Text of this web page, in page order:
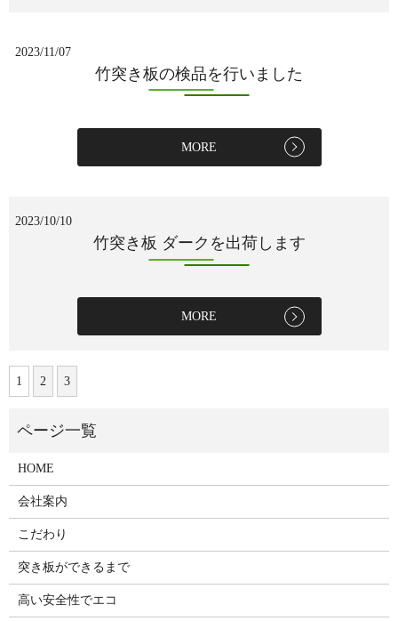
2023/11/07
竹突き板の検品を行いました
MORE
2023/10/10
竹突き板 ダークを出荷します
MORE
1 2 3
HOME
会社案内
こだわり
突き板ができるまで
高い安全性でエコ